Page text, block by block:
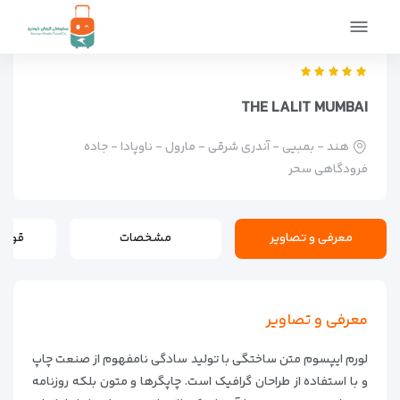
صفحه اصلی THE LALIT MUMBAI
THE LALIT MUMBAI
هند - بمبیی - آندری شرقی - مارول - ناوپادا - جاده
فرودگاهی سحر
معرفی و تصاویر مشخصات
معرفی و تصاویر
لورم ایپسوم متن ساختگی با تولید سادگی نامفهوم از صنعت چاپ
و با استفاده از طراحان گرافیک است. چاپگرها و متون بلکه روزنامه